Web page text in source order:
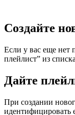
Создайте
Если у вас еще нет
плейлист” из
Дайте
При создании
идентифицировать